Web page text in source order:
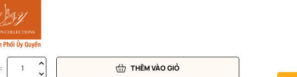
THÊM VÀO GIỎ